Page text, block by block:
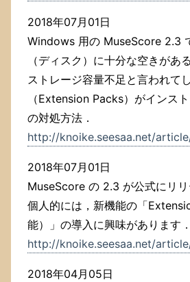
2018年07月01日
Windows 用の MuseScore 2.3
（ディスク）に十分な空きがあ
ストレージ容量不足と言われて
（Extension Packs）がインス
の対処方法．
http://knoike.seesaa.net/
2018年07月01日
MuseScore の 2.3 が公式にリリ
個人的には，新機能の「
能）」の導入に興味があります．
http://knoike.seesaa.net/
2018年04月05日